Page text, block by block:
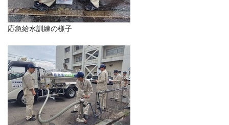
応急給水訓練の様子